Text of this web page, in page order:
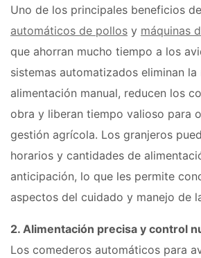
Uno de los principales beneficios de
automáticos de pollos y máquinas
que ahorran mucho tiempo a los
sistemas automatizados eliminan la
alimentación manual, reducen los
obra y liberan tiempo valioso para
gestión agrícola. Los granjeros
horarios y cantidades de
anticipación, lo que les permite
aspectos del cuidado y manejo de
2. Alimentación precisa y control
Los comederos automáticos para